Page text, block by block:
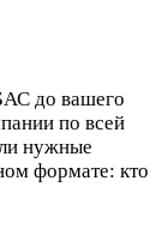
до вашего
по всей
нужные
формате: кто